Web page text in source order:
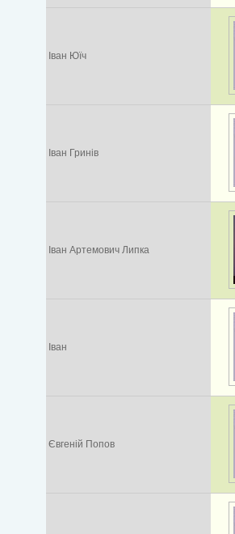
Іван Юїч
Іван Гринів
Іван Артемович Липка
Іван
Євгеній Попов